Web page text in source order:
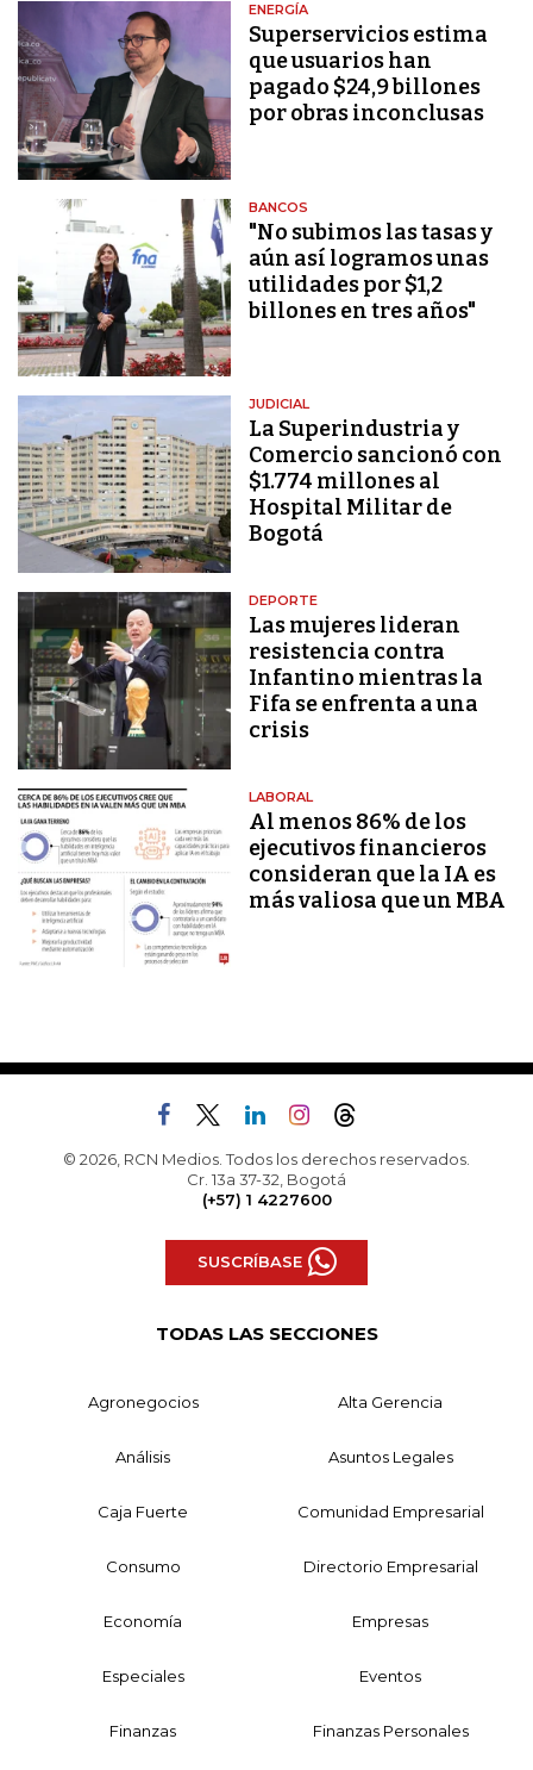
ENERGÍA
Superservicios estima
que usuarios han
pagado $24,9 billones
por obras inconclusas
BANCOS
"No subimos las tasas y
aún así logramos unas
utilidades por $1,2
billones en tres años"
JUDICIAL
La Superindustria y
Comercio sancionó con
$1.774 millones al
Hospital Militar de
Bogotá
DEPORTE
Las mujeres lideran
resistencia contra
Infantino mientras la
Fifa se enfrenta a una
crisis
LABORAL
Al menos 86% de los
ejecutivos financieros
consideran que la IA es
más valiosa que un MBA
© 2026, RCN Medios. Todos los derechos reservados.
Cr. 13a 37-32, Bogotá
(+57) 1 4227600
SUSCRÍBASE
TODAS LAS SECCIONES
Agronegocios Alta Gerencia
Análisis Asuntos Legales
Caja Fuerte Comunidad Empresarial
Consumo Directorio Empresarial
Economía Empresas
Especiales Eventos
Finanzas Finanzas Personales